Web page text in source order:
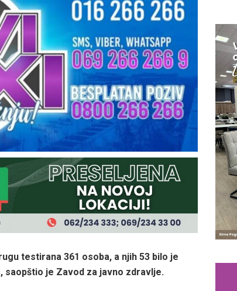
testirana 361 osoba, a njih 53 bilo je
saopštio je Zavod za javno zdravlje.